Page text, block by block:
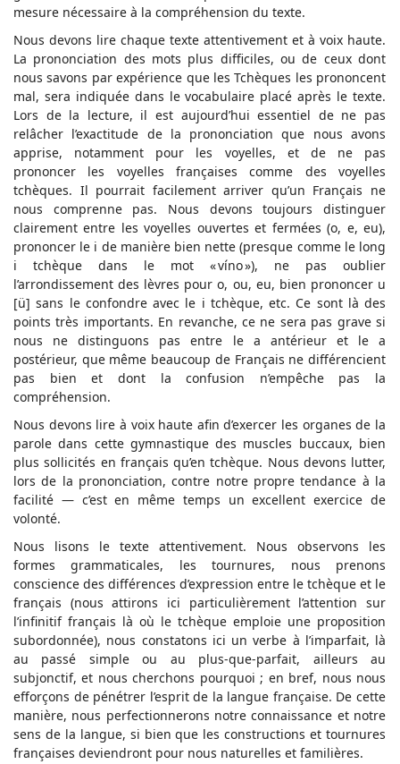
mesure nécessaire à la compréhension du texte.
Nous devons lire chaque texte attentivement et à voix haute.
La prononciation des mots plus difficiles, ou de ceux dont
nous savons par expérience que les Tchèques les prononcent
mal, sera indiquée dans le vocabulaire placé après le texte.
Lors de la lecture, il est aujourd’hui essentiel de ne pas
relâcher l’exactitude de la prononciation que nous avons
apprise, notamment pour les voyelles, et de ne pas
prononcer les voyelles françaises comme des voyelles
tchèques. Il pourrait facilement arriver qu’un Français ne
nous comprenne pas. Nous devons toujours distinguer
clairement entre les voyelles ouvertes et fermées (o, e, eu),
prononcer le i de manière bien nette (presque comme le long
i tchèque dans le mot « víno »), ne pas oublier
l’arrondissement des lèvres pour o, ou, eu, bien prononcer u
[ü] sans le confondre avec le i tchèque, etc. Ce sont là des
points très importants. En revanche, ce ne sera pas grave si
nous ne distinguons pas entre le a antérieur et le a
postérieur, que même beaucoup de Français ne différencient
pas bien et dont la confusion n’empêche pas la
compréhension.
Nous devons lire à voix haute afin d’exercer les organes de la
parole dans cette gymnastique des muscles buccaux, bien
plus sollicités en français qu’en tchèque. Nous devons lutter,
lors de la prononciation, contre notre propre tendance à la
facilité — c’est en même temps un excellent exercice de
volonté.
Nous lisons le texte attentivement. Nous observons les
formes grammaticales, les tournures, nous prenons
conscience des différences d’expression entre le tchèque et le
français (nous attirons ici particulièrement l’attention sur
l’infinitif français là où le tchèque emploie une proposition
subordonnée), nous constatons ici un verbe à l’imparfait, là
au passé simple ou au plus-que-parfait, ailleurs au
subjonctif, et nous cherchons pourquoi ; en bref, nous nous
efforçons de pénétrer l’esprit de la langue française. De cette
manière, nous perfectionnerons notre connaissance et notre
sens de la langue, si bien que les constructions et tournures
françaises deviendront pour nous naturelles et familières.